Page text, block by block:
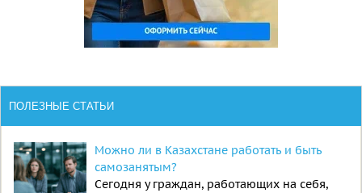
ПОЛЕЗНЫЕ СТАТЬИ
Можно ли в Казахстане работать и быть
самозанятым?
Сегодня у граждан, работающих на себя,